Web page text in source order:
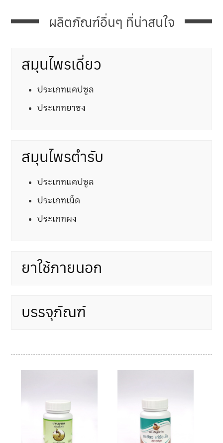
ผลิตภัณฑ์อื่นๆ ที่น่าสนใจ
สมุนไพรเดี่ยว
ประเภทแคปซูล
ประเภทยาชง
สมุนไพรตำรับ
ประเภทแคปซูล
ประเภทเม็ด
ประเภทผง
ยาใช้ภายนอก
บรรจุภัณฑ์